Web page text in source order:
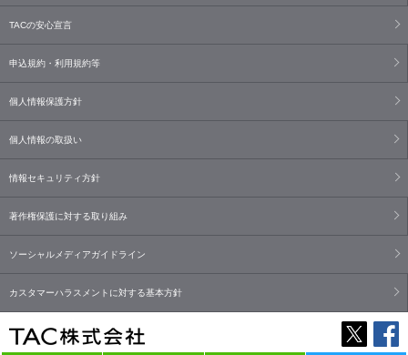
TACの安心宣言
申込規約・利用規約等
個人情報保護方針
個人情報の取扱い
情報セキュリティ方針
著作権保護に対する取り組み
ソーシャルメディアガイドライン
カスタマーハラスメントに対する基本方針